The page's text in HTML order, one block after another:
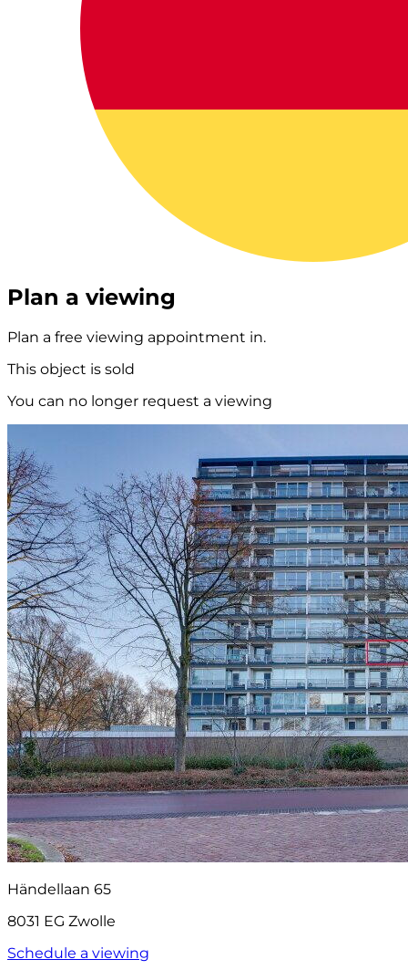
Plan a viewing
Plan a free viewing appointment in.
This object is sold
You can no longer request a viewing
Händellaan 65
8031 EG Zwolle
Schedule a viewing